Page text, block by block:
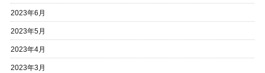
2023年6月
2023年5月
2023年4月
2023年3月